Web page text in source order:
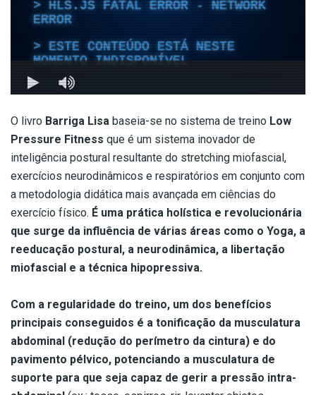
O livro Barriga Lisa baseia-se no sistema de treino Low
Pressure Fitness que é um sistema inovador de
inteligência postural resultante do stretching miofascial,
exercícios neurodinâmicos e respiratórios em conjunto com
a metodologia didática mais avançada em ciências do
exercício físico. É uma prática holística e revolucionária
que surge da influência de várias áreas como o Yoga, a
reeducação postural, a neurodinâmica, a libertação
miofascial e a técnica hipopressiva.
Com a regularidade do treino, um dos benefícios
principais conseguidos é a tonificação da musculatura
abdominal (redução do perímetro da cintura) e do
pavimento pélvico, potenciando a musculatura de
suporte para que seja capaz de gerir a pressão intra-